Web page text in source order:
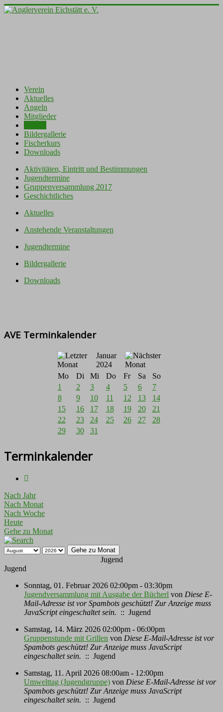
Verein
Aktuelles
Angeln
Mitglieder
Bildergallerie
Fischerkurs
Downloads
Aktivitäten, Eintritt und Bestimmungen
Jugendtermine
Gruppenversammlung 2017
Geschichtliches
Aktuelles
Anstehende Veranstaltungen
Jugendtermine
Bildergallerie
Downloads
AVE Terminkalender
Januar
2024
Mo
Di Mi Do Fr Sa
So
1
2 3 4 5 6
7
8
9 10 11 12 13
14
15
16 17 18 19 20
21
22
23 24 25 26 27
28
29
30 31
Terminkalender
Nach Jahr
Nach Monat
Nach Woche
Heute
Gehe zu Monat
Gehe zu Monat
Jugend
Jugend
Sonntag, 01. Februar 2026 02:00pm - 03:30pm
Jugendversammlung mit Ausgabe der Bücherl von Diese E-
Mail-Adresse ist vor Spambots geschützt! Zur Anzeige muss
JavaScript eingeschaltet sein. :: Jugend
Samstag, 14. März 2026 02:00pm - 06:00pm
Gruppenstunde mit Grillen von Diese E-Mail-Adresse ist vor
Spambots geschützt! Zur Anzeige muss JavaScript
eingeschaltet sein. :: Jugend
Samstag, 11. April 2026 08:00am - 12:00pm
Umwelttag (Jugendgruppe) von Diese E-Mail-Adresse ist vor
Spambots geschützt! Zur Anzeige muss JavaScript
eingeschaltet sein. :: Jugend